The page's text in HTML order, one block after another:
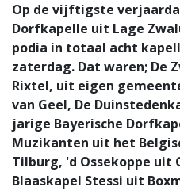
Op de vijftigste
Dorfkapelle uit Lage
podia in totaal acht
zaterdag. Dat waren; De
Rixtel, uit eigen
van Geel, De
jarige Bayerische
Muzikanten uit het
Tilburg, 'd Ossekoppe uit
Blaaskapel Stessi uit